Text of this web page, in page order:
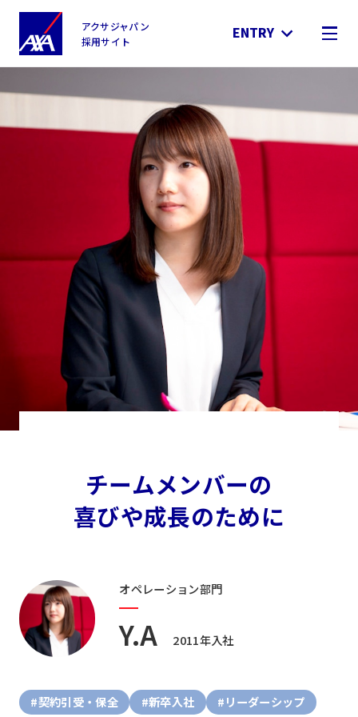
アクサジャパン
採用サイト
ENTRY
チームメンバーの
喜びや成長のために
オペレーション部門
Y.A 2011年入社
#契約引受・保全 #新卒入社 #リーダーシップ